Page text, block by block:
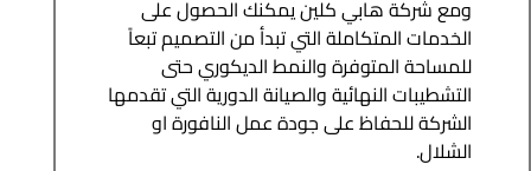
ومع شركة هابي كلين يمكنك الحصول على
الخدمات المتكاملة التي تبدأ من التصميم تبعاً
للمساحة المتوفرة والنمط الديكوري حتى
التشطيبات النهائية والصيانة الدورية التي تقدمها
الشركة للحفاظ على جودة عمل النافورة او
الشلال.